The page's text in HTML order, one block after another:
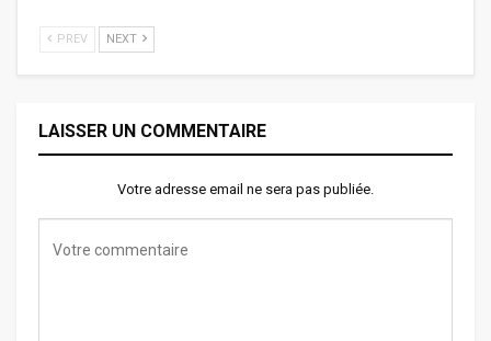
PREV NEXT
LAISSER UN COMMENTAIRE
Votre adresse email ne sera pas publiée.